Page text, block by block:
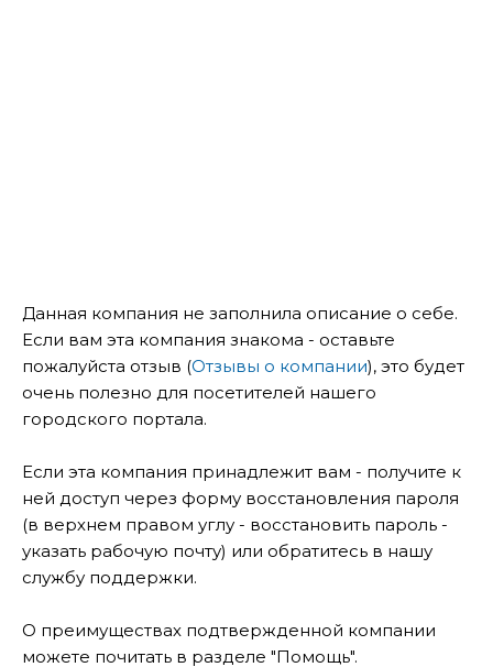
Данная компания не заполнила описание о себе.
Если вам эта компания знакома - оставьте
пожалуйста отзыв (Отзывы о компании), это будет
очень полезно для посетителей нашего
городского портала.
Если эта компания принадлежит вам - получите к
ней доступ через форму восстановления пароля
(в верхнем правом углу - восстановить пароль -
указать рабочую почту) или обратитесь в нашу
службу поддержки.
О преимуществах подтвержденной компании
можете почитать в разделе "Помощь".